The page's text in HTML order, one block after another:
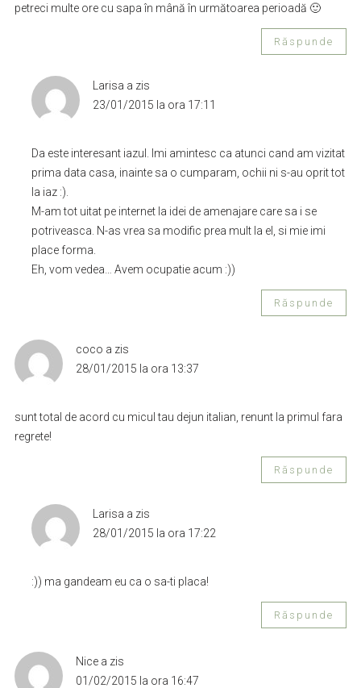
petreci multe ore cu sapa în mână în următoarea perioadă 🙂
Răspunde
Larisa a zis
23/01/2015 la ora 17:11
Da este interesant iazul. Imi amintesc ca atunci cand am vizitat
prima data casa, inainte sa o cumparam, ochii ni s-au oprit tot
la iaz :).
M-am tot uitat pe internet la idei de amenajare care sa i se
potriveasca. N-as vrea sa modific prea mult la el, si mie imi
place forma.
Eh, vom vedea… Avem ocupatie acum :))
Răspunde
coco a zis
28/01/2015 la ora 13:37
sunt total de acord cu micul tau dejun italian, renunt la primul fara
regrete!
Răspunde
Larisa a zis
28/01/2015 la ora 17:22
:)) ma gandeam eu ca o sa-ti placa!
Răspunde
Nice a zis
01/02/2015 la ora 16:47